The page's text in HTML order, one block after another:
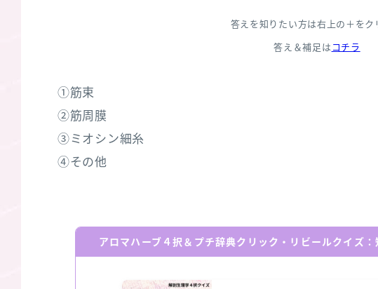
答えを知りたい方は右上の＋をク
答え＆補足は コチラ
①筋束
②筋周膜
③ミオシン細糸
④その他
アロマハーブ４択＆プチ辞典クリック・リビールクイズ